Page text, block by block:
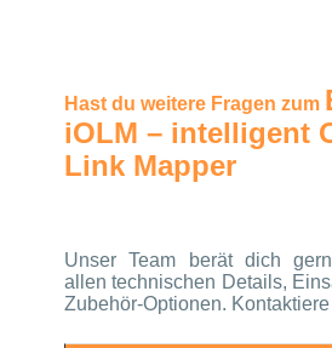
Hast du weitere Fragen zum
iOLM – intelligent
Link Mapper
Unser Team berät dich
allen technischen Details,
Zubehör-Optionen. Kontaktiere